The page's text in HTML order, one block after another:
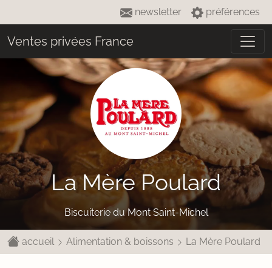
newsletter préférences
Ventes privées France
La Mère Poulard
Biscuiterie du Mont Saint-Michel
accueil Alimentation & boissons La Mère Poulard